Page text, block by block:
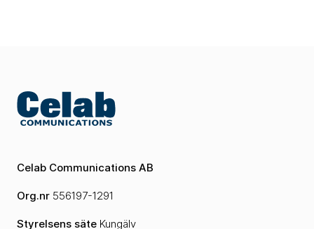
Celab Communications AB
Org.nr 556197-1291
Styrelsens säte Kungälv